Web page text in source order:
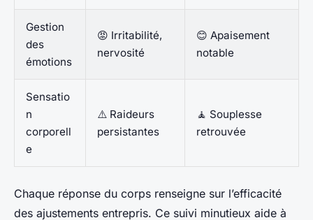
Gestion
des
émotions
😡 Irritabilité,
nervosité
😊 Apaisement
notable
Sensatio
n
corporell
e
⚠️ Raideurs
persistantes
🧘 Souplesse
retrouvée
Chaque réponse du corps renseigne sur l’efficacité
des ajustements entrepris. Ce suivi minutieux aide à